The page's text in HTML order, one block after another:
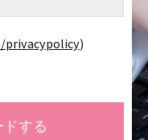
)